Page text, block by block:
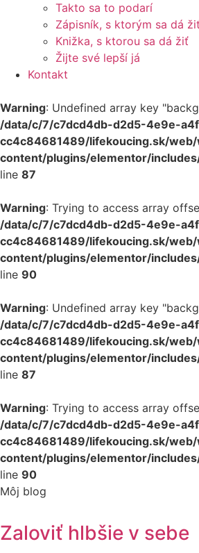
Takto sa to podarí
Zápisník, s ktorým sa dá
Knižka, s ktorou sa dá žiť
Žijte své lepší já
Kontakt
Warning: Undefined array key
/data/c/7/c7dcd4db-d2d5-4e9e-
cc4c84681489/lifekoucing.sk/
content/plugins/elementor/
line 87
Warning: Trying to access array
/data/c/7/c7dcd4db-d2d5-4e9e-
cc4c84681489/lifekoucing.sk/
content/plugins/elementor/
line 90
Warning: Undefined array key
/data/c/7/c7dcd4db-d2d5-4e9e-
cc4c84681489/lifekoucing.sk/
content/plugins/elementor/
line 87
Warning: Trying to access array
/data/c/7/c7dcd4db-d2d5-4e9e-
cc4c84681489/lifekoucing.sk/
content/plugins/elementor/
line 90
Môj blog
Zaloviť hlbšie v sebe